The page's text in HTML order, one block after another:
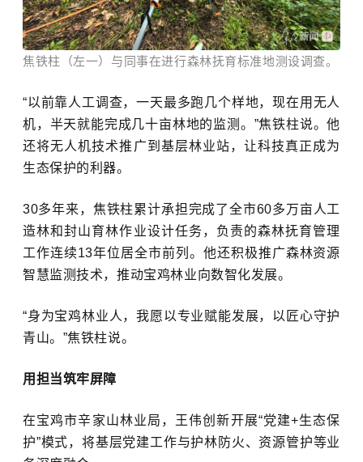
焦铁柱（左一）与同事在进行森林抚育标准地测设调查。
“以前靠人工调查，一天最多跑几个样地，现在用无人
机，半天就能完成几十亩林地的监测。”焦铁柱说。他
还将无人机技术推广到基层林业站，让科技真正成为
生态保护的利器。
30多年来，焦铁柱累计承担完成了全市60多万亩人工
造林和封山育林作业设计任务，负责的森林抚育管理
工作连续13年位居全市前列。他还积极推广森林资源
智慧监测技术，推动宝鸡林业向数智化发展。
“身为宝鸡林业人，我愿以专业赋能发展，以匠心守护
青山。”焦铁柱说。
用担当筑牢屏障
在宝鸡市辛家山林业局，王伟创新开展“党建+生态保
护”模式，将基层党建工作与护林防火、资源管护等业